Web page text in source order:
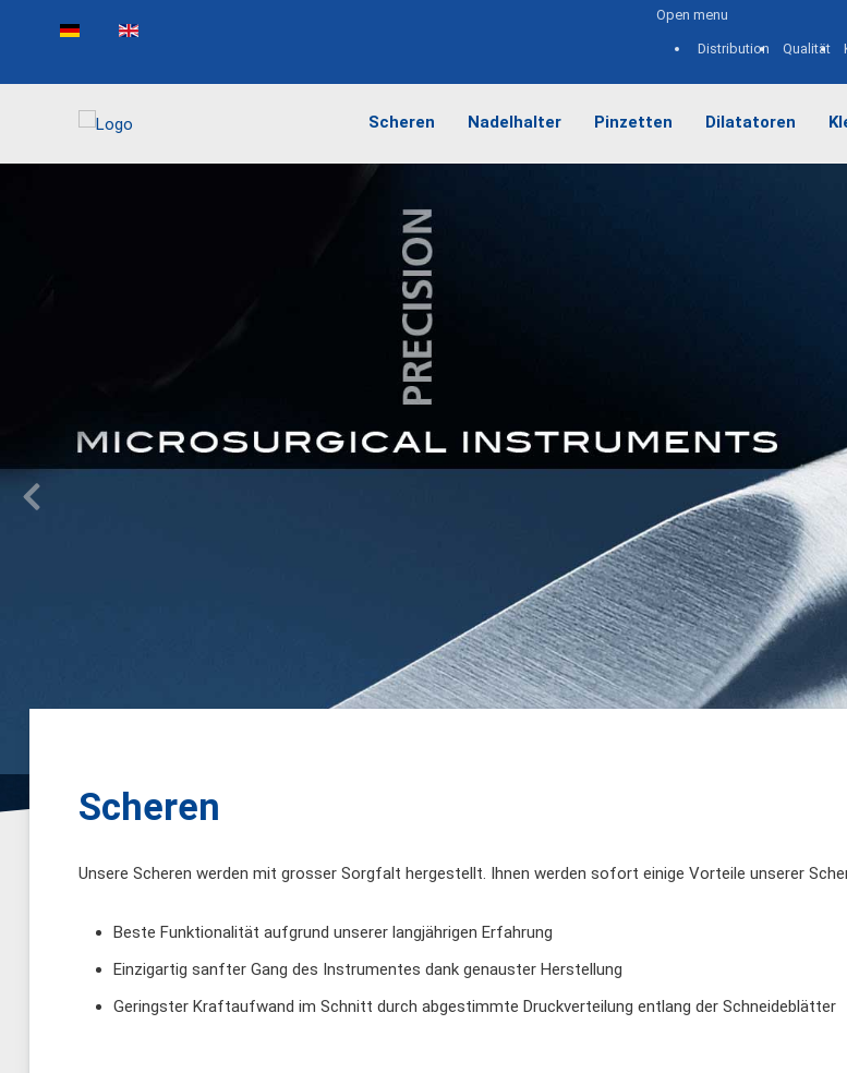
Open menu
Distribution Qualität
Scheren Nadelhalter Pinzetten Dilatatoren
Scheren
Unsere Scheren werden mit grosser Sorgfalt hergestellt. Ihnen werden sofort einige Vorteile unserer
Beste Funktionalität aufgrund unserer langjährigen Erfahrung
Einzigartig sanfter Gang des Instrumentes dank genauster Herstellung
Geringster Kraftaufwand im Schnitt durch abgestimmte Druckverteilung entlang der Schneideblätter